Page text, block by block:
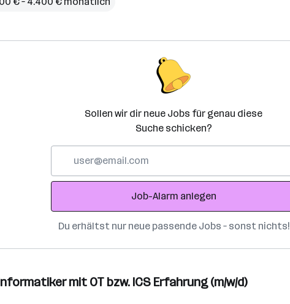
Sollen wir dir neue Jobs für genau diese
Suche schicken?
Adresse
Job-Alarm anlegen
Du erhältst nur neue passende Jobs – sonst nichts!
mit OT bzw. ICS Erfahrung (m/w/d)